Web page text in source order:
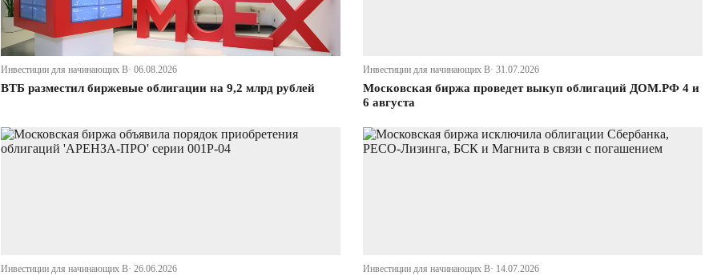
Инвестиции для начинающих В· 06.08.2026
ВТБ разместил биржевые облигации на 9,2 млрд рублей
Инвестиции для начинающих В· 31.07.2026
Московская биржа проведет выкуп облигаций ДОМ.РФ 4 и
6 августа
Инвестиции для начинающих В· 26.06.2026 Инвестиции для начинающих В· 14.07.2026